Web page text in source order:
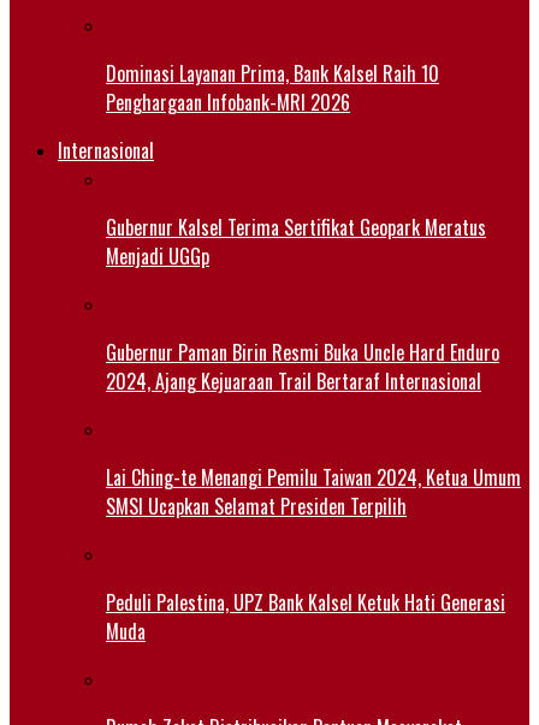
Dominasi Layanan Prima, Bank Kalsel Raih 10
Penghargaan Infobank-MRI 2026
Internasional
Gubernur Kalsel Terima Sertifikat Geopark Meratus
Menjadi UGGp
Gubernur Paman Birin Resmi Buka Uncle Hard Enduro
2024, Ajang Kejuaraan Trail Bertaraf Internasional
Lai Ching-te Menangi Pemilu Taiwan 2024, Ketua Umum
SMSI Ucapkan Selamat Presiden Terpilih
Peduli Palestina, UPZ Bank Kalsel Ketuk Hati Generasi
Muda